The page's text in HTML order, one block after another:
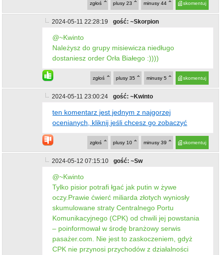
skomentuj
minusy 44
plusy 23
zgłoś
2024-05-11 22:28:19 gość: ~Skorpion
@~Kwinto
Należysz do grupy misiewicza niedługo
dostaniesz order Orła Białego :))))
skomentuj
minusy 5
plusy 35
zgłoś
2024-05-11 23:00:24 gość: ~Kwinto
ten komentarz jest jednym z najgorzej
ocenianych, kliknij jeśli chcesz go zobaczyć
skomentuj
minusy 39
plusy 10
zgłoś
2024-05-12 07:15:10 gość: ~Sw
@~Kwinto
Tylko pisior potrafi łgać jak putin w żywe
oczy.Prawie ćwierć miliarda złotych wyniosły
skumulowane straty Centralnego Portu
Komunikacyjnego (CPK) od chwili jej powstania
– poinformował w środę branżowy serwis
pasażer.com. Nie jest to zaskoczeniem, gdyż
CPK nie przynosi przychodów z działalności